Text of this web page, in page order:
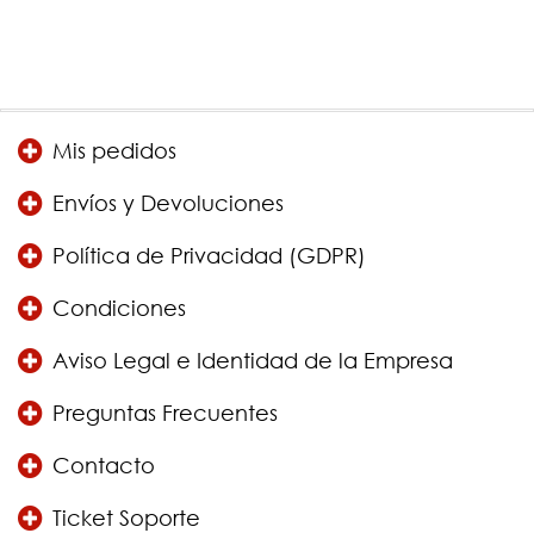
Mis pedidos
Envíos y Devoluciones
Política de Privacidad (GDPR)
Condiciones
Aviso Legal e Identidad de la Empresa
Preguntas Frecuentes
Contacto
Ticket Soporte